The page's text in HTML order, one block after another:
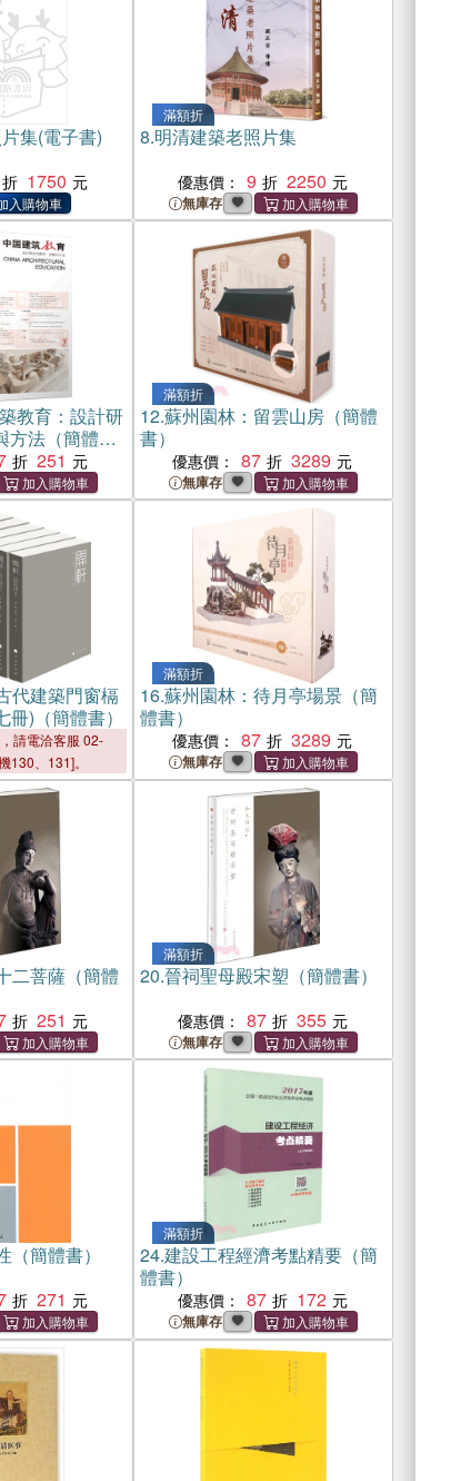
集(電子書)
1750
滿額折
8.明清建築老照片集
優惠價： 9 2250
無庫存
教育：設計研
方法（簡體
251
滿額折
12.蘇州園林：留雲山房（簡體
書）
優惠價： 87 3289
無庫存
代建築門窗槅
)（簡體書）
請電洽客服 02-
130、131]。
滿額折
16.蘇州園林：待月亭場景（簡
體書）
優惠價： 87 3289
無庫存
二菩薩（簡體
251
滿額折
20.晉祠聖母殿宋塑（簡體書）
優惠價： 87 355
無庫存
（簡體書）
271
滿額折
24.建設工程經濟考點精要（簡
體書）
優惠價： 87 172
無庫存